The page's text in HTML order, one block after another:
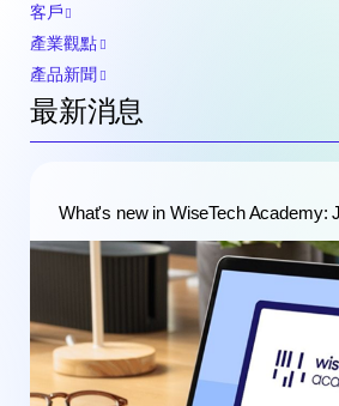
客戶
產業觀點
產品新聞
最新消息
What's new in WiseTech Academy: